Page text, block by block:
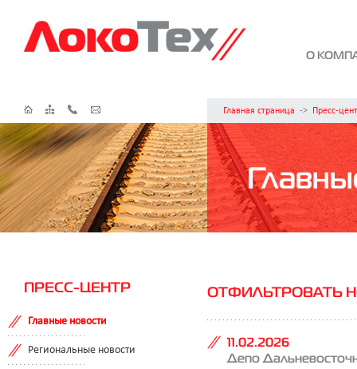
О
Главная страница -> Пресс-
ПРЕСС-ЦЕНТР
Главные новости
Региональные новости
ОТФИЛЬТРОВАТЬ
11.02.2026
Депо